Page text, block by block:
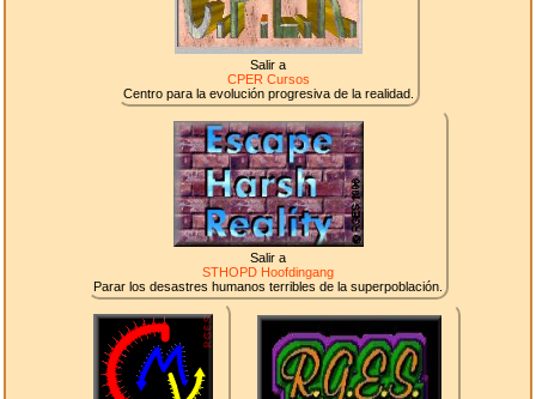
Salir a
CPER Cursos
Centro para la evolución progresiva de la realidad.
Salir a
STHOPD Hoofdingang
Parar los desastres humanos terribles de la superpoblación.